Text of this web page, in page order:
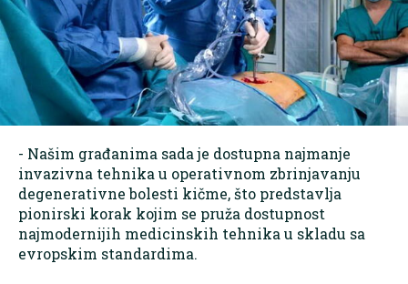
- Našim građanima sada je dostupna najmanje
invazivna tehnika u operativnom zbrinjavanju
degenerativne bolesti kičme, što predstavlja
pionirski korak kojim se pruža dostupnost
najmodernijih medicinskih tehnika u skladu sa
evropskim standardima.